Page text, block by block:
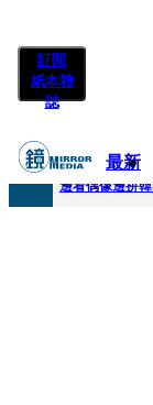
訂閱
紙本雜
誌
最新
快訊